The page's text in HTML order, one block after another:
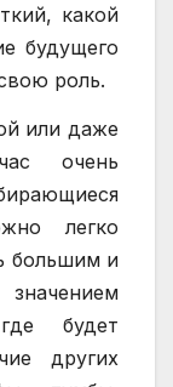
какой
будущего
роль.
или даже
очень
легко
большим и
будет
других